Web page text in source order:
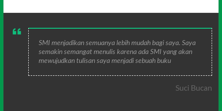
SMI menjadikan semuanya lebih mudah bagi saya. Saya
semakin semangat menulis karena ada SMI yang akan
mewujudkan tulisan saya menjadi sebuah buku
Suci Bucan